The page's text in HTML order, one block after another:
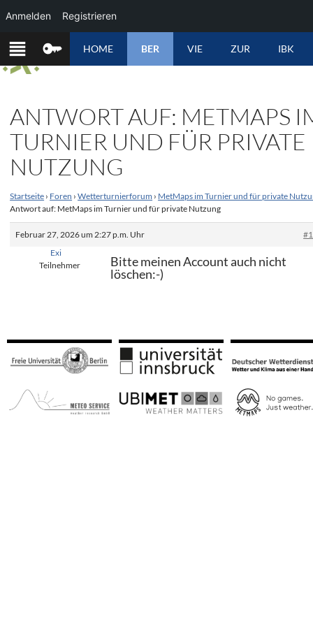
ZUM
INHALT
SPRINGEN
HOME BER VIE ZUR IBK
ANTWORT AUF: METMAPS
TURNIER UND FÜR PRIVATE
NUTZUNG
Startseite › Foren › Wetterturnierforum › MetMaps im Turnier und für private
Antwort auf: MetMaps im Turnier und für private Nutzung
Februar 27, 2026 um 2:27 p.m. Uhr
Exi
Teilnehmer
Bitte meinen Account auch nicht
löschen:-)
Anmelden Registrieren